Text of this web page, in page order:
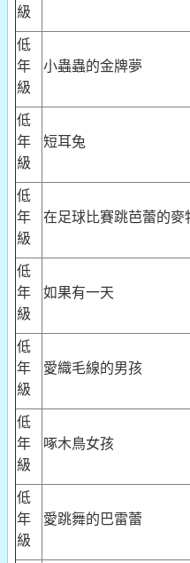
級
低
年
級
小蟲蟲的金牌夢
低
年
級
短耳兔
低
年
級
在足球比賽跳芭蕾的麥
低
年
級
如果有一天
低
年
級
愛織毛線的男孩
低
年
級
啄木鳥女孩
低
年
級
愛跳舞的巴雷蕾